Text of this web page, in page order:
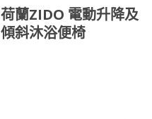
荷蘭ZIDO 電動升降及
傾斜沐浴便椅